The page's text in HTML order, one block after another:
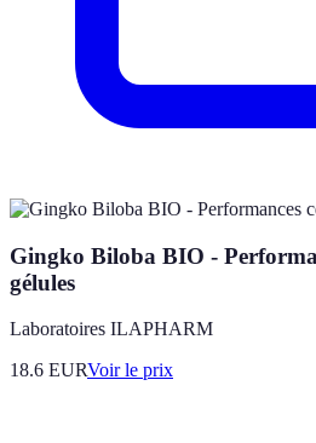
Gingko Biloba BIO -
gélules
Laboratoires ILAPHARM
18.6 EURVoir le prix